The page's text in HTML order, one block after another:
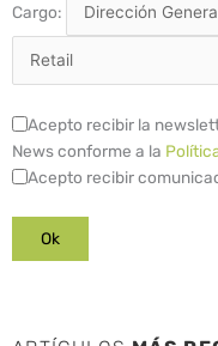
Cargo:
Acepto recibir la
News conforme a la
Acepto recibir